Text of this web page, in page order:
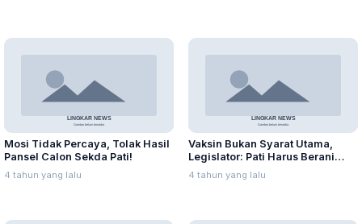
Mosi Tidak Percaya, Tolak Hasil
Pansel Calon Sekda Pati!
4 tahun yang lalu
Vaksin Bukan Syarat Utama,
Legislator: Pati Harus Berani
Mulai PTM
4 tahun yang lalu